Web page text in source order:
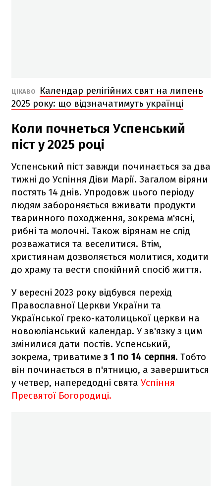
ЦІКАВО
Календар релігійних свят на липень
2025 року: що відзначатимуть українці
Коли почнеться Успенський
піст у 2025 році
Успенський піст завжди починається за два
тижні до Успіння Діви Марії. Загалом віряни
постять 14 днів. Упродовж цього періоду
людям забороняється вживати продукти
тваринного походження, зокрема м'ясні,
рибні та молочні. Також вірянам не слід
розважатися та веселитися. Втім,
християнам дозволяється молитися, ходити
до храму та вести спокійний спосіб життя.
У вересні 2023 року відбувся перехід
Православної Церкви України та
Української греко-католицької церкви на
новоюліанський календар. У зв'язку з цим
змінилися дати постів. Успенський,
зокрема, триватимез 1 по 14 серпня. Тобто
він починається в п'ятницю, а завершиться
у четвер, напередодні свята Успіння
Пресвятої Богородиці.